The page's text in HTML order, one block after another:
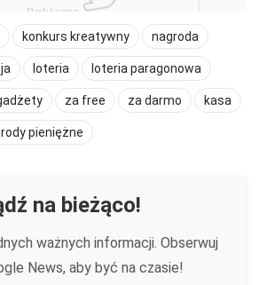
konkurs kreatywny nagroda
loteria loteria paragonowa
za free za darmo kasa
pieniężne
na bieżąco!
ważnych informacji. Obserwuj
News, aby być na czasie!